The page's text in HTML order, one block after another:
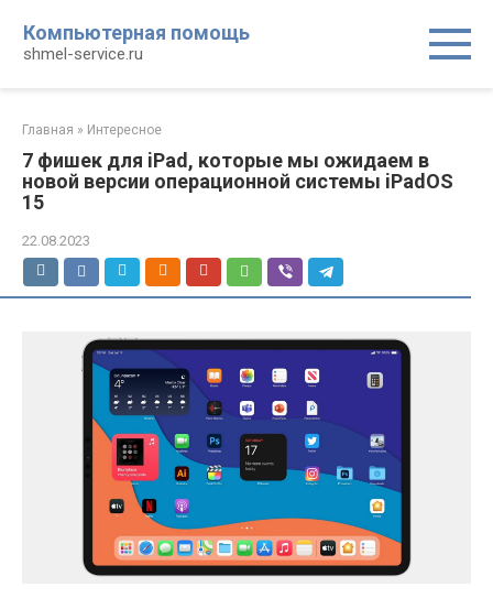
контенту
Компьютерная помощь
shmel-service.ru
Главная » Интересное
7 фишек для iPad, которые мы ожидаем в
новой версии операционной системы iPadOS
15
22.08.2023